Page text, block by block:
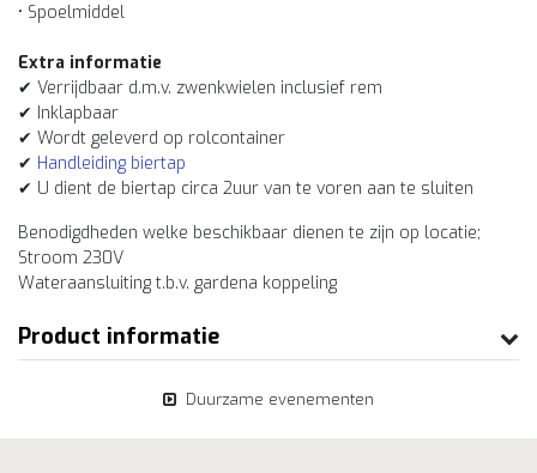
• Spoelmiddel
Extra informatie
✔ Verrijdbaar d.m.v. zwenkwielen inclusief rem
✔ Inklapbaar
✔ Wordt geleverd op rolcontainer
✔ Handleiding biertap
✔ U dient de biertap circa 2uur van te voren aan te sluiten
Benodigdheden welke beschikbaar dienen te zijn op locatie;
Stroom 230V
Wateraansluiting t.b.v. gardena koppeling
Product informatie
Duurzame evenementen